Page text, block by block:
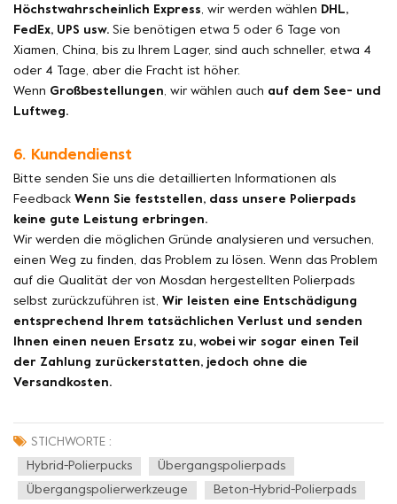
Höchstwahrscheinlich Express, wir werden wählen DHL,
FedEx, UPS usw. Sie benötigen etwa 5 oder 6 Tage von
Xiamen, China, bis zu Ihrem Lager, sind auch schneller, etwa 4
oder 4 Tage, aber die Fracht ist höher.
Wenn Großbestellungen, wir wählen auch auf dem See- und
Luftweg.
6. Kundendienst
Bitte senden Sie uns die detaillierten Informationen als
Feedback Wenn Sie feststellen, dass unsere Polierpads
keine gute Leistung erbringen.
Wir werden die möglichen Gründe analysieren und versuchen,
einen Weg zu finden, das Problem zu lösen. Wenn das Problem
auf die Qualität der von Mosdan hergestellten Polierpads
selbst zurückzuführen ist, Wir leisten eine Entschädigung
entsprechend Ihrem tatsächlichen Verlust und senden
Ihnen einen neuen Ersatz zu, wobei wir sogar einen Teil
der Zahlung zurückerstatten, jedoch ohne die
Versandkosten.
STICHWORTE :
Hybrid-Polierpucks Übergangspolierpads
Übergangspolierwerkzeuge Beton-Hybrid-Polierpads